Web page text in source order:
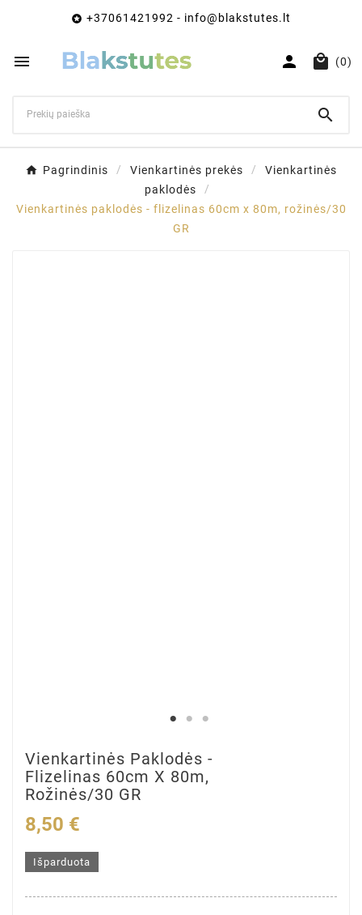
 +37061421992 - info@blakstutes.lt
   (0)

Pagrindinis Vienkartinės prekės
Vienkartinės
paklodės
Vienkartinės paklodės - flizelinas 60cm x 80m, rožinės/30
GR
Vienkartinės Paklodės -
Flizelinas 60cm X 80m,
Rožinės/30 GR
8,50 €
Išparduota